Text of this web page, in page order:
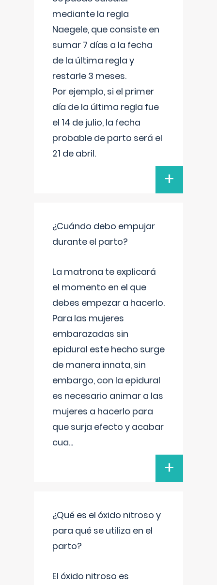
mediante la regla
Naegele, que consiste en
sumar 7 días a la fecha
de la última regla y
restarle 3 meses.
Por ejemplo, si el primer
día de la última regla fue
el 14 de julio, la fecha
probable de parto será el
21 de abril.
+
¿Cuándo debo empujar
durante el parto?
La matrona te explicará
el momento en el que
debes empezar a hacerlo.
Para las mujeres
embarazadas sin
epidural este hecho surge
de manera innata, sin
embargo, con la epidural
es necesario animar a las
mujeres a hacerlo para
que surja efecto y acabar
cua...
+
¿Qué es el óxido nitroso y
para qué se utiliza en el
parto?
El óxido nitroso es